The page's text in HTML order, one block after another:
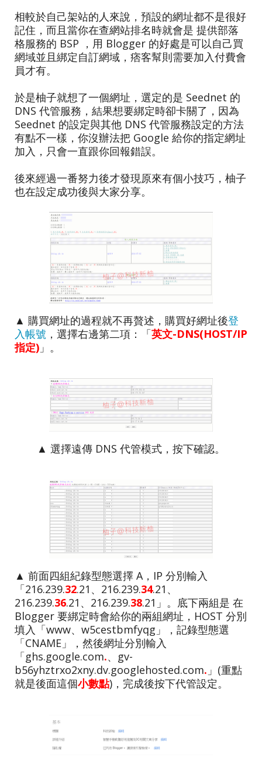
相較於自己架站的人來說，預設的網址都不是很好
記住，而且當你在查網站排名時就會是 提供部落
格服務的 BSP ，用 Blogger 的好處是可以自己買
網域並且綁定自訂網域，痞客幫則需要加入付費會
員才有。
於是柚子就想了一個網址，選定的是 Seednet 的
DNS 代管服務，結果想要綁定時卻卡關了，因為
Seednet 的設定與其他 DNS 代管服務設定的方法
有點不一樣，你沒辦法把 Google 給你的指定網址
加入，只會一直跟你回報錯誤。
後來經過一番努力後才發現原來有個小技巧，柚子
也在設定成功後與大家分享。
▲ 購買網址的過程就不再贅述，購買好網址後登
入帳號 ，選擇右邊第二項：「英文-DNS(HOST/IP
指定) 」。
▲ 選擇遠傳 DNS 代管模式，按下確認。
▲ 前面四組紀錄型態選擇 A，IP 分別輸入
「216.239.32.21、216.239.34.21、
216.239.36.21、216.239.38.21 」。底下兩組是 在
Blogger 要綁定時會給你的兩組網址，HOST 分別
填入「www、w5cestbmfyqg 」，記錄型態選
「CNAME」，然後網址分別輸入
「ghs.google.com.、gv-
b56yhztrxo2xny.dv.googlehosted.com. 」(重點
就是後面這個小數點)，完成後按下代管設定。